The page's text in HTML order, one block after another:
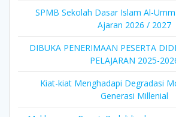
SPMB Sekolah Dasar Islam Al-
Ajaran 2026 / 2027
DIBUKA PENERIMAAN PESERTA
PELAJARAN 2025-
Kiat-kiat Menghadapi Degradasi
Generasi Millenial